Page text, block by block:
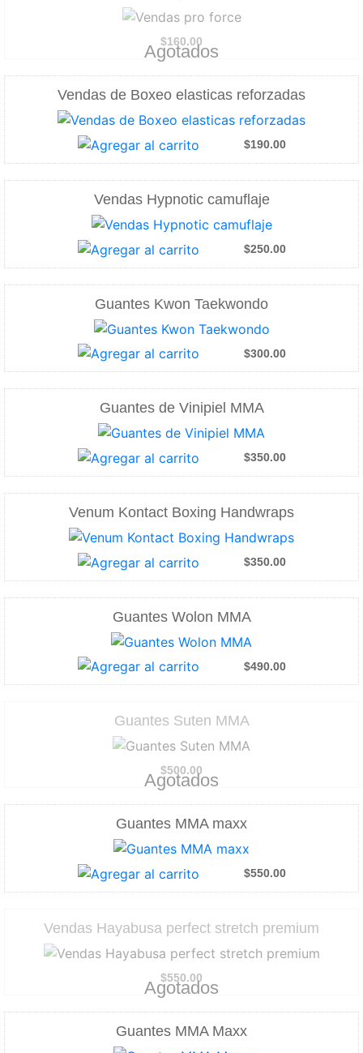
Agotados
$160.00
Vendas de Boxeo elasticas reforzadas
$190.00
Vendas Hypnotic camuflaje
$250.00
Guantes Kwon Taekwondo
$300.00
Guantes de Vinipiel MMA
$350.00
Venum Kontact Boxing Handwraps
$350.00
Guantes Wolon MMA
$490.00
Agotados
Guantes Suten MMA
$500.00
Guantes MMA maxx
$550.00
Agotados
Vendas Hayabusa perfect stretch premium
$550.00
Guantes MMA Maxx